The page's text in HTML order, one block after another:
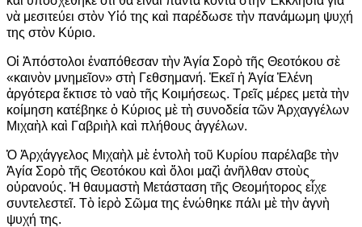
νὰ μεσιτεύει στὸν Υἱό της καὶ παρέδωσε τὴν πανάμωμη ψυχή
της στὸν Κύριο.
Οἱ Ἀπόστολοι ἐναπόθεσαν τὴν Ἁγία Σορὸ τῆς Θεοτόκου σὲ
«καινὸν μνημεῖον» στὴ Γεθσημανή. Ἐκεῖ ἡ Ἁγία Ἑλένη
ἀργότερα ἔκτισε τὸ ναὸ τῆς Κοιμήσεως. Τρεῖς μέρες μετὰ τὴν
κοίμηση κατέβηκε ὁ Κύριος μὲ τὴ συνοδεία τῶν Ἀρχαγγέλων
Μιχαὴλ καὶ Γαβριὴλ καὶ πλήθους ἀγγέλων.
Ὁ Ἀρχάγγελος Μιχαὴλ μὲ ἐντολὴ τοῦ Κυρίου παρέλαβε τὴν
Ἁγία Σορὸ τῆς Θεοτόκου καὶ ὅλοι μαζὶ ἀνῆλθαν στοὺς
οὐρανούς. Ἡ θαυμαστὴ Μετάσταση τῆς Θεομήτορος εἶχε
συντελεστεῖ. Τὸ ἱερὸ Σῶμα της ἑνώθηκε πάλι μὲ τὴν ἁγνὴ
ψυχή της.